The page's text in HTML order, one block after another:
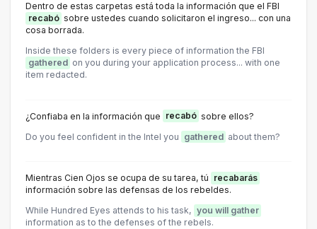
Dentro de estas carpetas está toda la información que el FBI
recabó sobre ustedes cuando solicitaron el ingreso... con una
cosa borrada.
Inside these folders is every piece of information the FBI
gathered on you during your application process... with one
item redacted.
¿Confiaba en la información que recabó sobre ellos?
Do you feel confident in the Intel you gathered about them?
Mientras Cien Ojos se ocupa de su tarea, tú recabarás
información sobre las defensas de los rebeldes.
While Hundred Eyes attends to his task, you will gather
information as to the defenses of the rebels.